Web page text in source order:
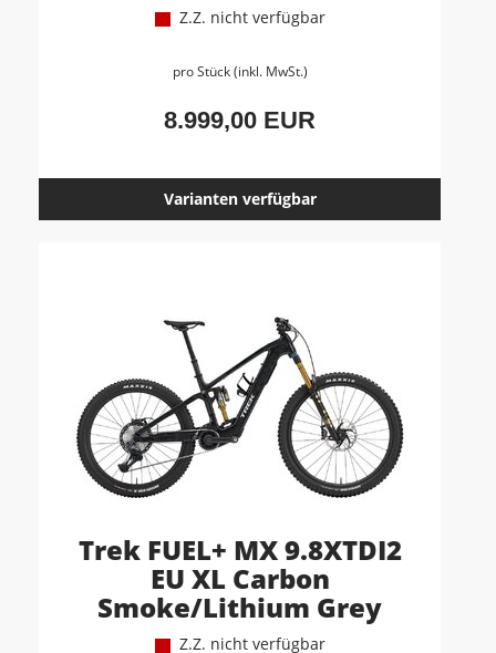
Z.Z. nicht verfügbar
pro Stück (inkl. MwSt.)
8.999,00 EUR
Varianten verfügbar
Trek FUEL+ MX 9.8XTDI2
EU XL Carbon
Smoke/Lithium Grey
Z.Z. nicht verfügbar